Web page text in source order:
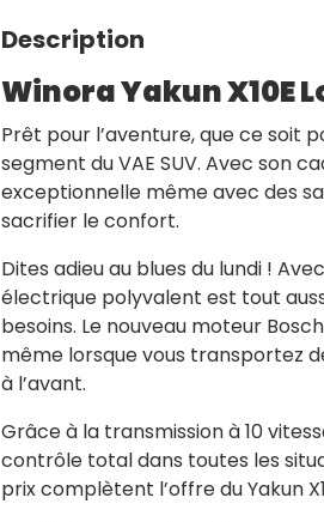
Description
Winora Yakun X10E
Prêt pour l’aventure, que ce soit
segment du VAE SUV. Avec son
exceptionnelle même avec des
sacrifier le confort.
Dites adieu au blues du lundi !
électrique polyvalent est tout
besoins. Le nouveau moteur
même lorsque vous transportez
à l’avant.
Grâce à la transmission à 10
contrôle total dans toutes les
prix complètent l’offre du Yakun